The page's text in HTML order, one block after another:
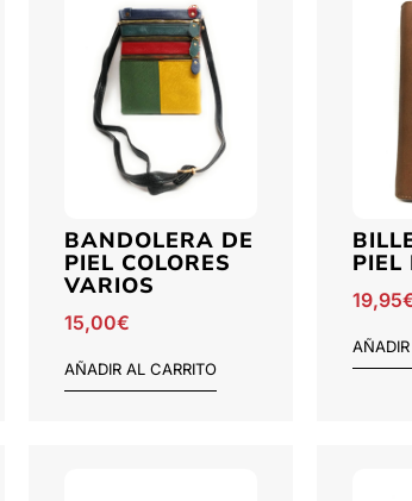
BANDOLERA DE
PIEL COLORES
VARIOS
15,00€
AÑADIR AL CARRITO
PIEL
19,95